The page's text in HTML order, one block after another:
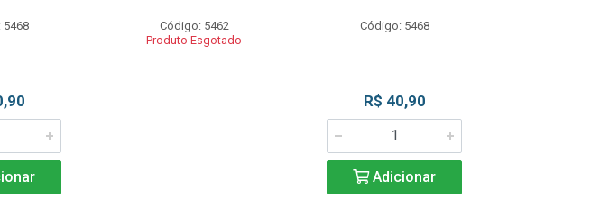
5468
Código: 5462
Produto Esgotado
Código: 5468
R$ 40,90
Adicionar